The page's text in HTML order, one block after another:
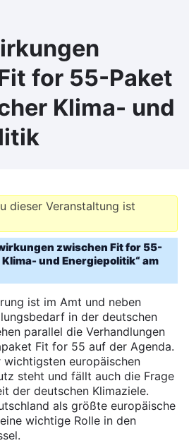
for 55-Paket
Klima- und
dieser Veranstaltung ist
zwischen Fit for 55-
und Energiepolitik“ am
ist im Amt und neben
in der deutschen
parallel die Verhandlungen
Fit for 55 auf der Agenda.
europäischen
steht und fällt auch die Frage
der deutschen Klimaziele.
als größte europäische
wichtige Rolle in den